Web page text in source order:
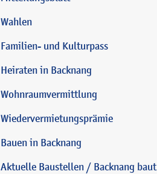
Wahlen
Familien- und Kulturpass
Heiraten in Backnang
Wohnraumvermittlung
Wiedervermietungsprämie
Bauen in Backnang
Aktuelle Baustellen / Backnang baut